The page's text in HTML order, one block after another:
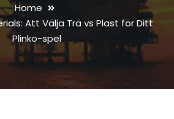
Home
Att Välja Trä vs Plast för Ditt
Plinko-spel